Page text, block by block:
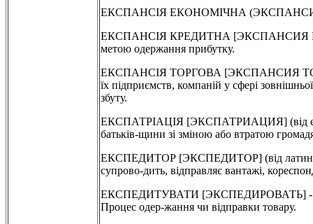
ЕКСПАНСІЯ ЕКОНОМІЧНА (ЭКСПАНСИЯ
ЕКСПАНСІЯ КРЕДИТНА [ЭКСПАНСИЯ
метою одержання прибутку.
ЕКСПАНСІЯ ТОРГОВА [ЭКСПАНСИЯ
їх підприємств, компаній у сфері
збуту.
ЕКСПАТРІАЦІЯ [ЭКСПАТРИАЦИЯ] (від
батьків-щини зі зміною або втратою
ЕКСПЕДИТОР [ЭКСПЕДИТОР] (від латин.
супрово-дить, відправляє вантажі,
ЕКСПЕДИТУВАТИ [ЭКСПЕДИРОВАТЬ] -
Процес одер-жання чи відправки товару.